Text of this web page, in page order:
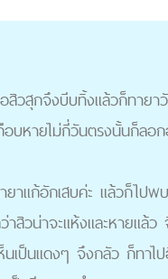
วสุกจึงบีบทิ้งแล้วก็ทายา
บหายไม่กี่วันตรงนั้นก็ลอ
ายาแก้อักเสบค่ะ แล้วก็
วน่าจะแห้งและหายแล้ว
เป็นแดงๆ จึงกลัว ก็ทาไ